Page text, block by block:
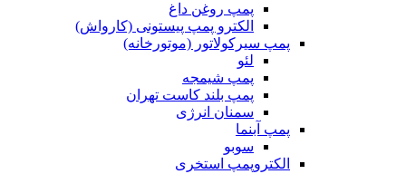
پمپ روغن داغ
الکترو پمپ پیستونی (کارواش)
پمپ سیرکولاتور (موتورخانه)
لئو
پمپ شیمجه
پمپ بلند کاست تهران
سمنان انرژی
پمپ آبنما
سوبو
الکتروپمپ استخری